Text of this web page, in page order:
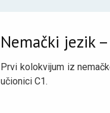
Nemački jezik
Prvi kolokvijum iz
učionici C1.